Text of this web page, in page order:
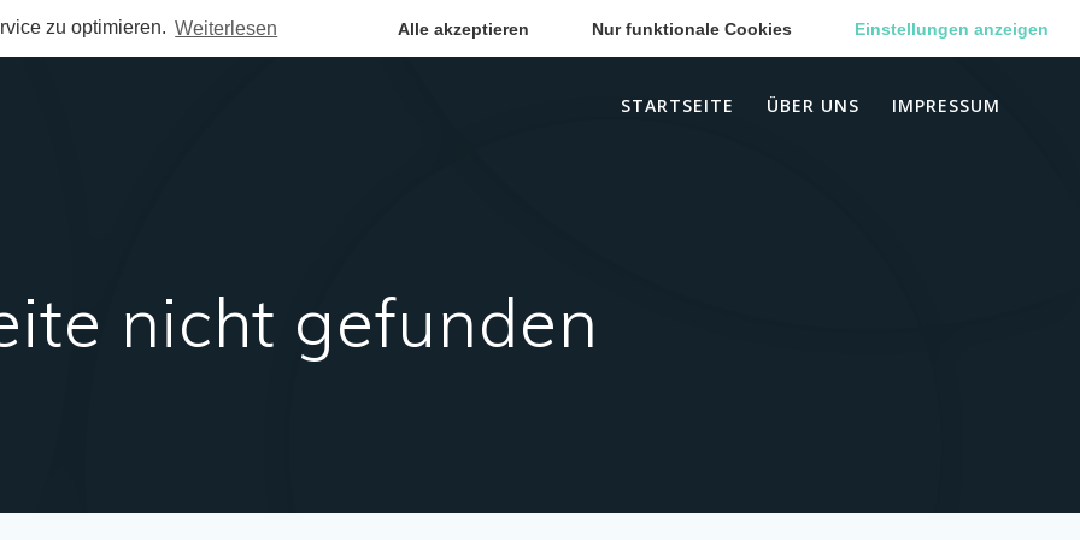
zu optimieren. Weiterlesen Alle akzeptieren Nur funktionale Cookies Einstellungen anzeigen
STARTSEITE ÜBER UNS IMPRESSUM
nicht gefunden